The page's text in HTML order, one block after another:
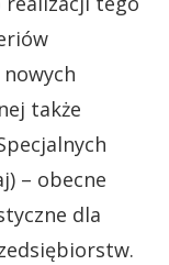
także
– obecne
dla